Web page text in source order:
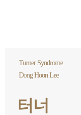
Turner Syndrome
Dong Hoon Lee
터너